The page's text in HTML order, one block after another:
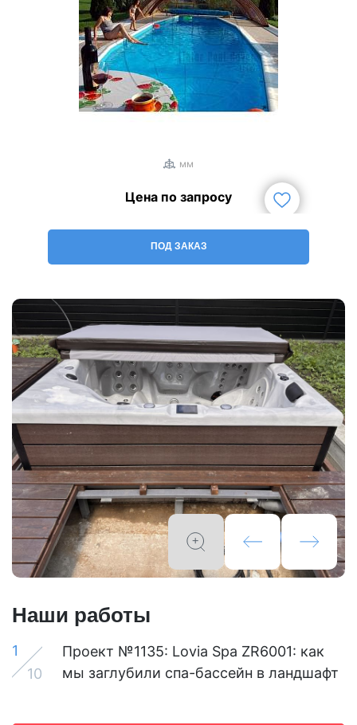
мм
Цена по запросу
ПОД ЗАКАЗ
Наши работы
1
10
Проект №1135: Lovia Spa ZR6001: как
мы заглубили спа-бассейн в ландшафт